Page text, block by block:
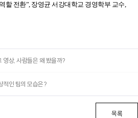
할 전환”, 장영균 서강대학교 경영학부 교수,
상, 사람들은 왜 봤을까?
적인 팀의 모습은?
목록